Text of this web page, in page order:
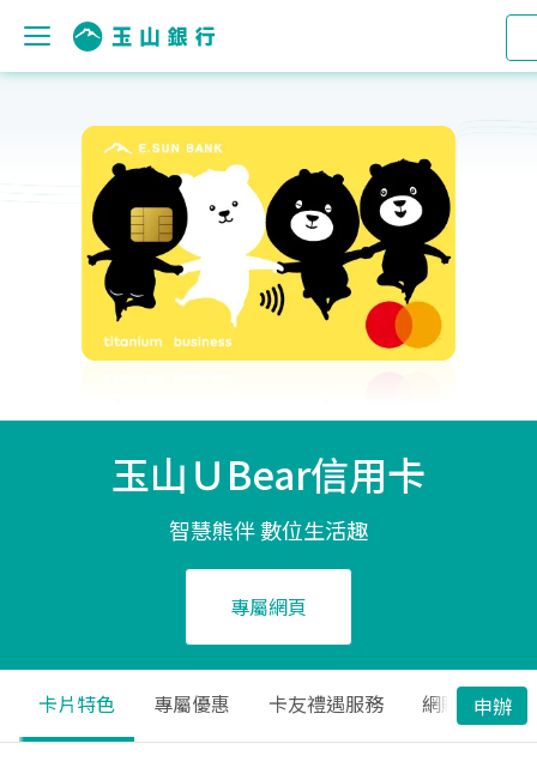
玉山ＵBear信用卡
智慧熊伴 數位生活趣
專屬網頁
卡片特色 專屬優惠 卡友禮遇服務 網購清單
申辦